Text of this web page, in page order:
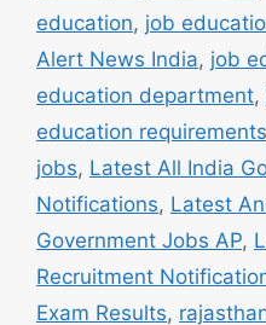
education, job
Alert News India, job
education department,
education requirements
jobs, Latest All India
Notifications, Latest
Government Jobs AP,
Recruitment
Exam Results,